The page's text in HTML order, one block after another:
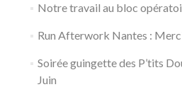
Notre travail au bloc
Run Afterwork Nantes :
Soirée guingette des P’tits
Juin